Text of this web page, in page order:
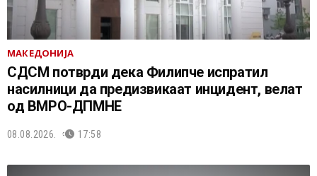
МАКЕДОНИЈА
СДСМ потврди дека Филипче испратил
насилници да предизвикаат инцидент, велат
од ВМРО-ДПМНЕ
08.08.2026. 17:58